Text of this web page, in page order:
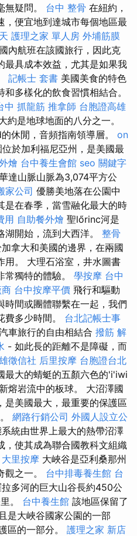
無疑問。 台中 整骨 在紐約，
，便宜地到達城市每個地區最
護理之家 單人房 外埔筋膜
內航班在該國旅行，因此克
最具成本效益，尤其是如果我
記帳士 套書 美國美食的特色
多樣化的飲食習慣相結合。
中 抓龍筋 推拿師 台胞證高雄
約是地球地面的八分之一。
休閒，音頻指南領導層。 on
於加利福尼亞州，是美國最
燴 台中養生會館 seo 關鍵字
達山脈山脈為3,074平方公
家公司 優勝美地落在公園中
是在春季，當雪融化最大的時
用 自助餐外燴 聖lőrinc河是
開始，流到大西洋。 整骨
拿大和美國的邊界，在兩國
用。 大理石浴室，井水圖書
獨特的體驗。 學按摩 台中
台中按摩平價 飛行和驅動
時間或團體聯繫在一起，我們
費多少時間。 台北記帳士事
車旅行的自由相結合 撥筋 解
- 如此長的距離不是障礙，而
徵信社 后里按摩 台胞證台北
最大的蜻蜓的五顏六色的'i'iwi
熔岩流中的板球。 大沼澤國
是美國最大，最重要的保護區
網路行銷公司 外國人設立公
統由世界上最大的熱帶沼澤
，使其成為聯合國教科文組織
大里按摩 大峽谷是亞利桑那州
觀之一。 台中排毒養生館 台
多河的巨大山谷長約450公
。 台中養生館 該地區保留了
是大峽谷國家公園的一部
區的一部分。 護理之家 新店